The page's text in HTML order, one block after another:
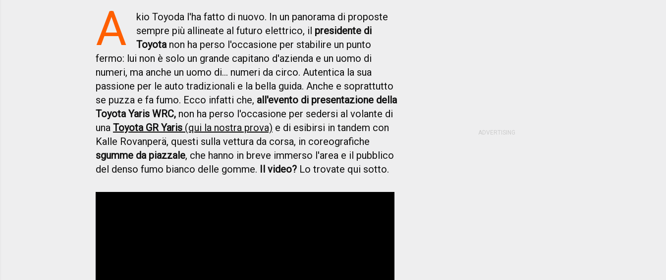
A
kio Toyoda l'ha fatto di nuovo. In un panorama di proposte
sempre più allineate al futuro elettrico, il presidente di
Toyotanon ha perso l'occasione per stabilire un punto
fermo: lui non è solo un grande capitano d'azienda e un uomo di
numeri, ma anche un uomo di... numeri da circo. Autentica la sua
passione per le auto tradizionali e la bella guida. Anche e soprattutto
se puzza e fa fumo. Ecco infatti che, all'evento di presentazione della
Toyota Yaris WRC, non ha perso l'occasione per sedersi al volante di
una Toyota GR Yaris (qui la nostra prova) e di esibirsi in tandem con
Kalle Rovanperä, questi sulla vettura da corsa, in coreografiche
sgumme da piazzale, che hanno in breve immerso l'area e il pubblico
del denso fumo bianco delle gomme. Il video? Lo trovate qui sotto.